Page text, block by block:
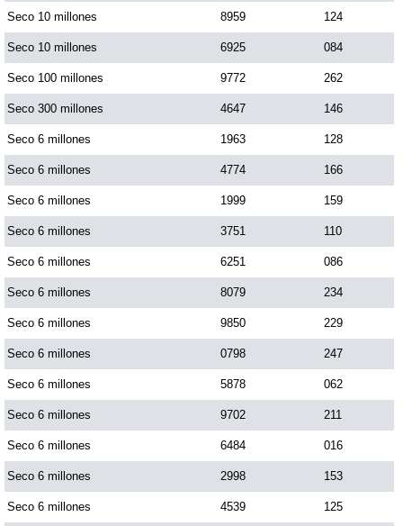
Pick 4 Día
Pick 4 Noche
Pijao de Oro
Saman de la suerte
Sinuano Día
Sinuano Noche
Super Chontico Noche
Seco 10 millones 8959 124
Seco 10 millones 6925 084
Seco 100 millones 9772 262
Seco 300 millones 4647 146
Seco 6 millones 1963 128
Seco 6 millones 4774 166
Seco 6 millones 1999 159
Seco 6 millones 3751 110
Seco 6 millones 6251 086
Seco 6 millones 8079 234
Seco 6 millones 9850 229
Seco 6 millones 0798 247
Seco 6 millones 5878 062
Seco 6 millones 9702 211
Seco 6 millones 6484 016
Seco 6 millones 2998 153
Seco 6 millones 4539 125